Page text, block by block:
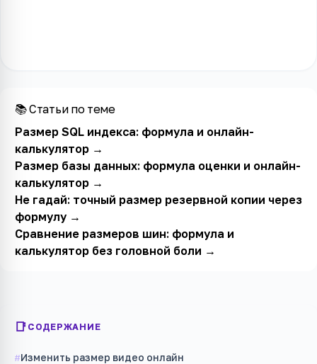
📚 Статьи по теме
Размер SQL индекса: формула и онлайн-
калькулятор→
Размер базы данных: формула оценки и онлайн-
калькулятор→
Не гадай: точный размер резервной копии через
формулу→
Сравнение размеров шин: формула и
калькулятор без головной боли →
СОДЕРЖАНИЕ
Изменить размер видео онлайн